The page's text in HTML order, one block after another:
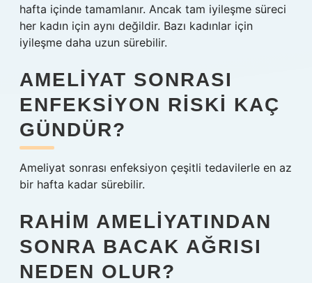
hafta içinde tamamlanır. Ancak tam iyileşme süreci
her kadın için aynı değildir. Bazı kadınlar için
iyileşme daha uzun sürebilir.
AMELIYAT SONRASI
ENFEKSIYON RISKI KAÇ
GÜNDÜR?
Ameliyat sonrası enfeksiyon çeşitli tedavilerle en az
bir hafta kadar sürebilir.
RAHIM AMELIYATINDAN
SONRA BACAK AĞRISI
NEDEN OLUR?